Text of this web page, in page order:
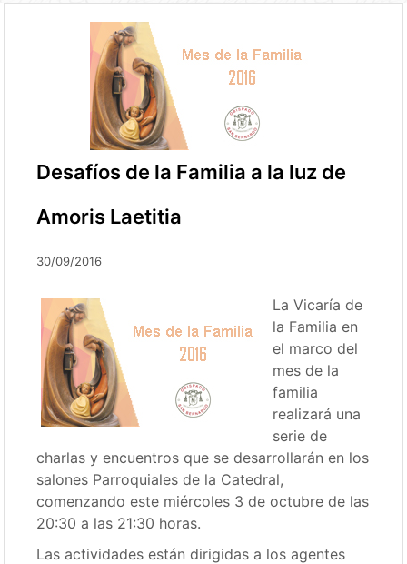
Desafíos de la Familia a la luz de
Amoris Laetitia
30/09/2016
La Vicaría de
la Familia en
el marco del
mes de la
familia
realizará una
serie de
charlas y encuentros que se desarrollarán en los
salones Parroquiales de la Catedral,
comenzando este miércoles 3 de octubre de las
20:30 a las 21:30 horas.
Las actividades están dirigidas a los agentes